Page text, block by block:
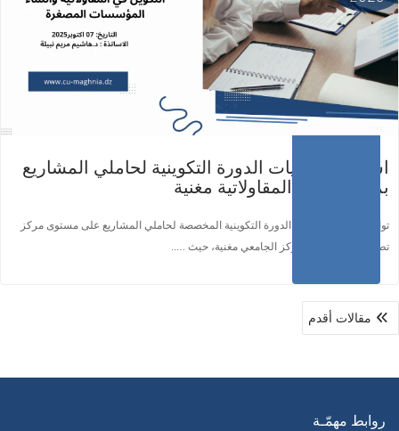
استمرار فعاليات الدورة التكوينية لحاملي المشاريع
بمركز تطوير المقاولاتية مغنية
تواصلت اليوم فعاليات الدورة التكوينية المخصصة لحاملي المشاريع على مستوى مركز
تطوير المقاولاتية بالمركز الجامعي مغنية، حيث …..
مقالات أقدم
روابط مهمّـة